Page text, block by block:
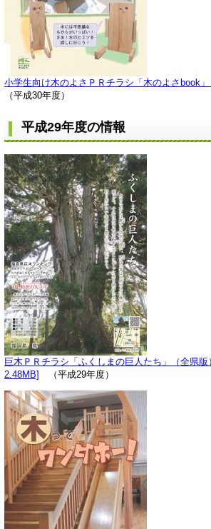
小学生向け木のよさＰＲチラシ「木のよさbook
（平成30年度）
平成29年度の情報
巨木ＰＲチラシ「ふくしまの巨人たち」（全県
2.48MB]
（平成29年度）